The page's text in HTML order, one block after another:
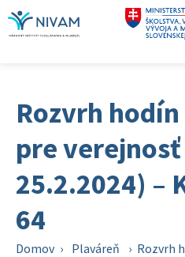
Rozvrh
pre
25.2.2024) –
64
Domov › Plaváreň › Rozvrh